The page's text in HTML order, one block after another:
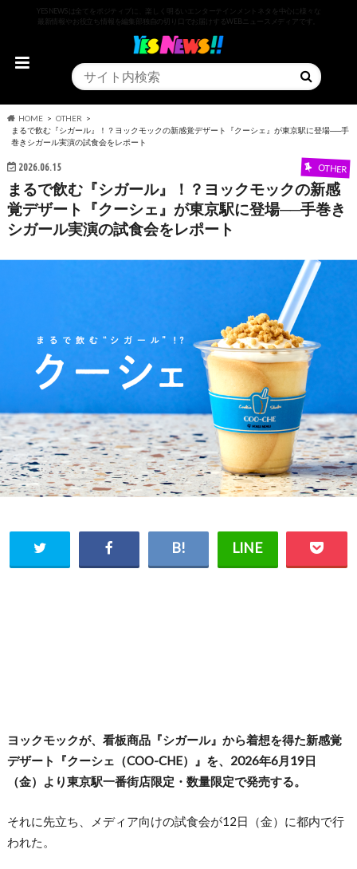
YESNEWSは全てをポジティブに、楽しく明るいエンターテインメントネタを中心に様々な
最新情報やお役立ち情報を編集部独自の切り口でお届けするWEBニュースメディアです。
HOME
OTHER
まるで飲む『シガール』！？ヨックモックの新感覚デザート『クーシェ』が東京駅に登場──手
巻きシガール実演の試食会をレポート
2026.06.15 OTHER
まるで飲む『シガール』！？ヨックモックの新感
覚デザート『クーシェ』が東京駅に登場──手巻き
シガール実演の試食会をレポート
ヨックモックが、看板商品『シガール』から着想を得た新感覚
デザート『クーシェ（COO-CHE）』を、2026年6月19日
（金）より東京駅一番街店限定・数量限定で発売する。
それに先立ち、メディア向けの試食会が12日（金）に都内で行
われた。